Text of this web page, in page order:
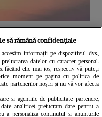
își închide
trei luni.
să rămână confidențiale
informații pe dispozitivul dvs.,
datelor cu caracter personal.
făcând clic mai jos, respectiv vă puteți
moment pe pagina cu politica de
partenerilor noștri și nu vă vor afecta
si agentiile de publicitate partenere,
analitice) prelucram date pentru a
a personaliza continutul si anunturile